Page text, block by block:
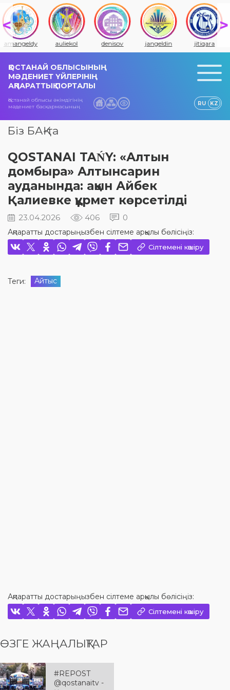
amangeldy auliekol denisov jangeldin jitiqara
ҚОСТАНАЙ ОБЛЫСЫНЫҢ
МӘДЕНИЕТ ҮЙЛЕРІНІҢ
АҚПАРАТТЫҚ ПОРТАЛЫ
Қостанай облысы әкімдігінің
мәдениет басқармасының
RU KZ
Біз БАҚ-та
QOSTANAI TAŃY: «Алтын
домбыра» Алтынсарин
ауданында: ақын Айбек
Қалиевке құрмет көрсетілді
23.04.2026 406 0
Ақпаратты достарыңызбен сілтеме арқылы бөлісіңіз:
Сілтемені көшіру
Теги: Айтыс
Ақпаратты достарыңызбен сілтеме арқылы бөлісіңіз:
Сілтемені көшіру
ӨЗГЕ ЖАҢАЛЫҚТАР
#REPOST
@qostanaitv -